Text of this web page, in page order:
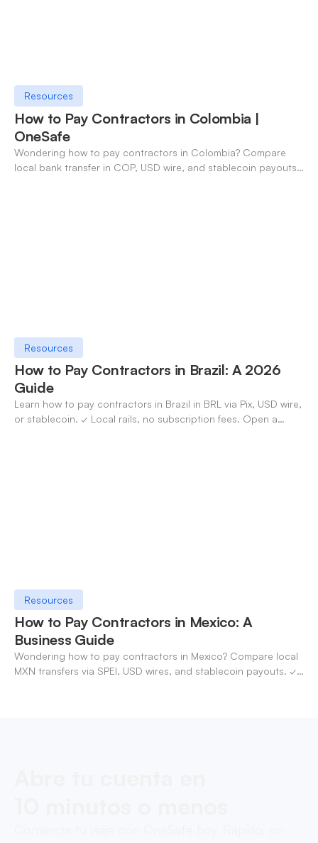
Resources
How to Pay Contractors in Colombia |
OneSafe
Wondering how to pay contractors in Colombia? Compare
local bank transfer in COP, USD wire, and stablecoin payouts.
Resources
How to Pay Contractors in Brazil: A 2026
Guide
Learn how to pay contractors in Brazil in BRL via Pix, USD wire,
or stablecoin. ✓ Local rails, no subscription fees. Open a
Resources
How to Pay Contractors in Mexico: A
Business Guide
Wondering how to pay contractors in Mexico? Compare local
MXN transfers via SPEI, USD wires, and stablecoin payouts. ✓